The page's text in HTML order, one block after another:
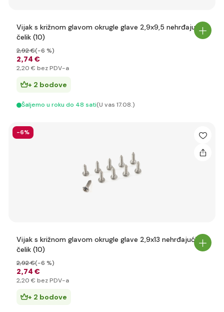
Vijak s križnom glavom okrugle glave 2,9x9,5 nehrđajući
čelik (10)
2,74 €
2,92 €(-6 %)
2,20 € bez PDV-a
+ 2 bodove
Šaljemo u roku do 48 sati(U vas 17.08.)
-6%
Vijak s križnom glavom okrugle glave 2,9x13 nehrđajući
čelik (10)
2,74 €
2,92 €(-6 %)
2,20 € bez PDV-a
+ 2 bodove